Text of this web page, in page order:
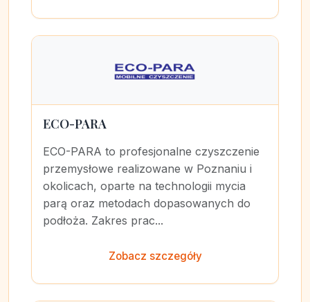
ECO-PARA
ECO-PARA to profesjonalne czyszczenie
przemysłowe realizowane w Poznaniu i
okolicach, oparte na technologii mycia
parą oraz metodach dopasowanych do
podłoża. Zakres prac...
Zobacz szczegóły